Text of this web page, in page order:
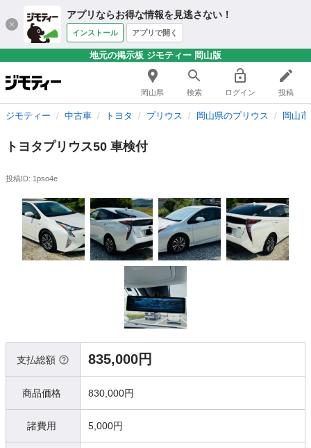
アプリならお得な情報を見逃さない！
インストール アプリで開く
地元の掲示板 ジモティー 岡山版
岡山県 検索 ログイン 投稿
ジモティー 中古車 トヨタ プリウス 岡山県のプリウス 岡山
トヨタプリウス50 車検付
投稿ID: 1pso4e
支払総額 835,000円
商品価格 830,000円
諸費用 5,000円